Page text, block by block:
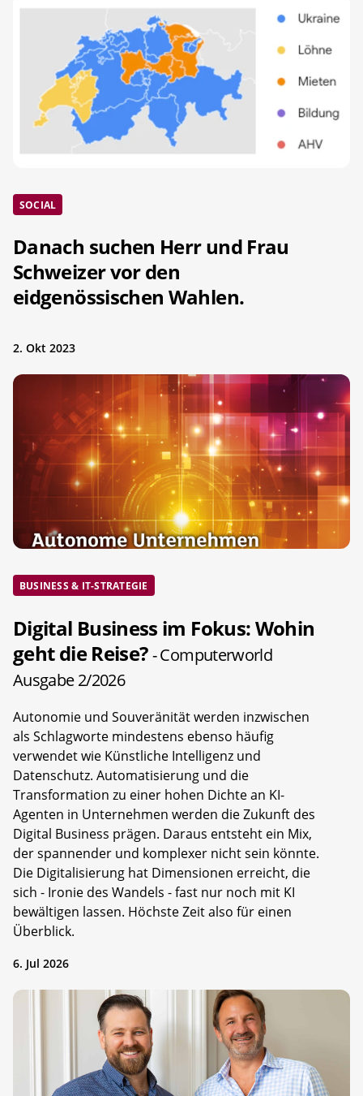
SOCIAL
Danach suchen Herr und Frau
Schweizer vor den
eidgenössischen Wahlen.
2. Okt 2023
BUSINESS & IT-STRATEGIE
Digital Business im Fokus: Wohin
geht die Reise?- Computerworld
Ausgabe 2/2026
Autonomie und Souveränität werden inzwischen
als Schlagworte mindestens ebenso häufig
verwendet wie Künstliche Intelligenz und
Datenschutz. Automatisierung und die
Transformation zu einer hohen Dichte an KI-
Agenten in Unternehmen werden die Zukunft des
Digital Business prägen. Daraus entsteht ein Mix,
der spannender und komplexer nicht sein könnte.
Die Digitalisierung hat Dimensionen erreicht, die
sich - Ironie des Wandels - fast nur noch mit KI
bewältigen lassen. Höchste Zeit also für einen
Überblick.
6. Jul 2026